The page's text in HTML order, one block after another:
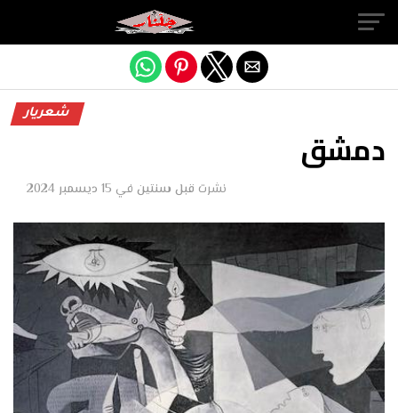
شعريار
دمشق
نشرت قبل سنتين في 15 ديسمبر 2024
Exit mobile version